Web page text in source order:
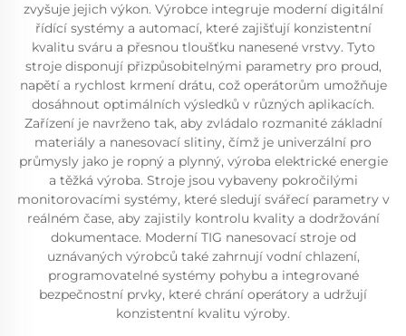
zvyšuje jejich výkon. Výrobce integruje moderní digitální
řídící systémy a automací, které zajišťují konzistentní
kvalitu sváru a přesnou tloušťku nanesené vrstvy. Tyto
stroje disponují přizpůsobitelnými parametry pro proud,
napětí a rychlost krmení drátu, což operátorům umožňuje
dosáhnout optimálních výsledků v různých aplikacích.
Zařízení je navrženo tak, aby zvládalo rozmanité základní
materiály a nanesovací slitiny, čímž je univerzální pro
průmysly jako je ropný a plynný, výroba elektrické energie
a těžká výroba. Stroje jsou vybaveny pokročilými
monitorovacími systémy, které sledují svářecí parametry v
reálném čase, aby zajistily kontrolu kvality a dodržování
dokumentace. Moderní TIG nanesovací stroje od
uznávaných výrobců také zahrnují vodní chlazení,
programovatelné systémy pohybu a integrované
bezpečnostní prvky, které chrání operátory a udržují
konzistentní kvalitu výroby.